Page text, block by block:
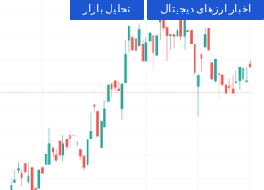
اخبار ارزهای دیجیتال تحلیل بازار